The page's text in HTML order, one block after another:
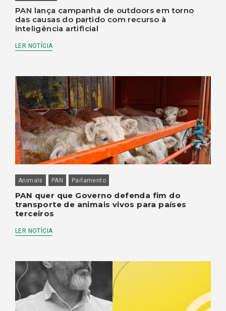
PAN lança campanha de outdoors em torno
das causas do partido com recurso à
inteligência artificial
LER NOTÍCIA
Animais PAN Parlamento
PAN quer que Governo defenda fim do
transporte de animais vivos para países
terceiros
LER NOTÍCIA